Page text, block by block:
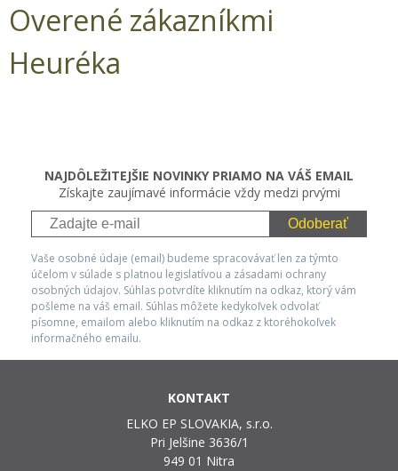
Overené zákazníkmi
Heuréka
NAJDÔLEŽITEJŠIE NOVINKY PRIAMO NA VÁŠ EMAIL
Získajte zaujímavé informácie vždy medzi prvými
Odoberať
Vaše osobné údaje (email) budeme spracovávať len za týmto
účelom v súlade s platnou legislatívou a zásadami ochrany
osobných údajov. Súhlas potvrdíte kliknutím na odkaz, ktorý vám
pošleme na váš email. Súhlas môžete kedykoľvek odvolať
písomne, emailom alebo kliknutím na odkaz z ktoréhokoľvek
informačného emailu.
KONTAKT
ELKO EP SLOVAKIA, s.r.o.
Pri Jelšine 3636/1
949 01 Nitra